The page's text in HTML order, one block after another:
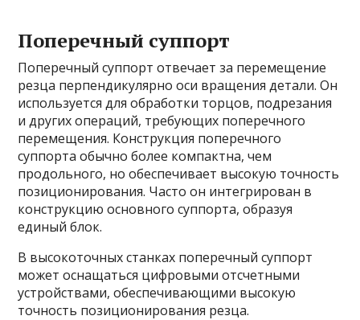
Поперечный суппорт
Поперечный суппорт отвечает за перемещение
резца перпендикулярно оси вращения детали. Он
используется для обработки торцов, подрезания
и других операций, требующих поперечного
перемещения. Конструкция поперечного
суппорта обычно более компактна, чем
продольного, но обеспечивает высокую точность
позиционирования. Часто он интегрирован в
конструкцию основного суппорта, образуя
единый блок.
В высокоточных станках поперечный суппорт
может оснащаться цифровыми отсчетными
устройствами, обеспечивающими высокую
точность позиционирования резца.